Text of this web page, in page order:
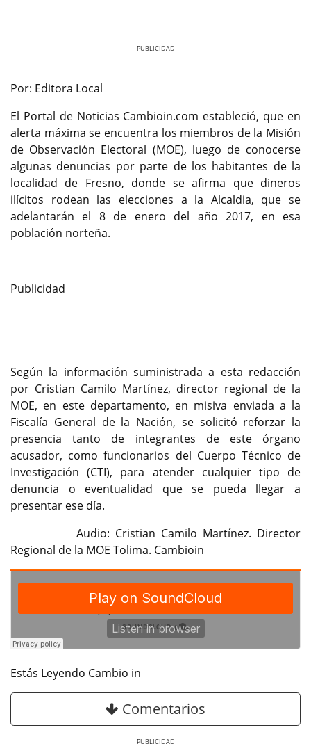
Por: Editora Local
El Portal de Noticias Cambioin.com estableció, que en
alerta máxima se encuentra los miembros de la Misión
de Observación Electoral (MOE), luego de conocerse
algunas denuncias por parte de los habitantes de la
localidad de Fresno, donde se afirma que dineros
ilícitos rodean las elecciones a la Alcaldia, que se
adelantarán el 8 de enero del año 2017, en esa
población norteña.
Publicidad
Según la información suministrada a esta redacción
por Cristian Camilo Martínez, director regional de la
MOE, en este departamento, en misiva enviada a la
Fiscalía General de la Nación, se solicitó reforzar la
presencia tanto de integrantes de este órgano
acusador, como funcionarios del Cuerpo Técnico de
Investigación (CTI), para atender cualquier tipo de
denuncia o eventualidad que se pueda llegar a
presentar ese día.
Audio: Cristian Camilo Martínez. Director
Regional de la MOE Tolima. Cambioin
Estás Leyendo Cambio in
Comentarios